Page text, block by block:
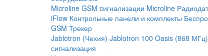
Microline GSM cигнализации Microline
iFlow Контрольные панели и комплекты
GSM Трекер
Jablotron (Чехия) Jablotron 100 Oasis (868 МГц)
сигнализация